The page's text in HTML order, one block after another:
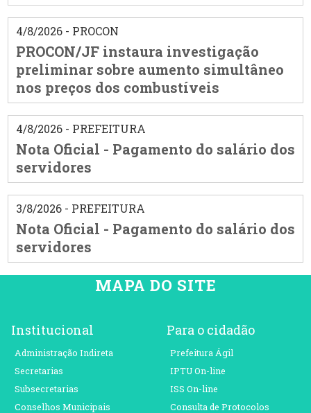
4/8/2026 - PROCON
PROCON/JF instaura investigação
preliminar sobre aumento simultâneo
nos preços dos combustíveis
4/8/2026 - PREFEITURA
Nota Oficial - Pagamento do salário dos
servidores
3/8/2026 - PREFEITURA
Nota Oficial - Pagamento do salário dos
servidores
MAPA DO SITE
Institucional
Administração Indireta
Secretarias
Subsecretarias
Conselhos Municipais
Para o cidadão
Prefeitura Ágil
IPTU On-line
ISS On-line
Consulta de Protocolos